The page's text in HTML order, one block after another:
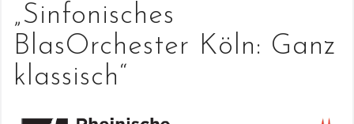
„Sinfonisches
BlasOrchester Köln: Ganz
klassisch“